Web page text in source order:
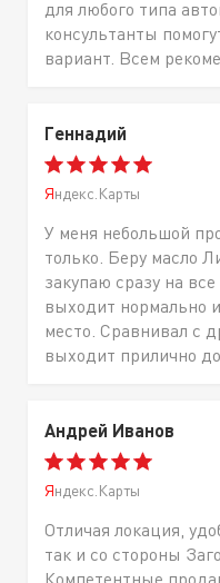
для любого типа
консультанты
вариант. Всем
Геннадий
Яндекс.Карты
У меня небольшой
только. Беру масло
закупаю сразу на
выходит нормально
место. Сравнивал с
выходит прилично
Андрей Иванов
Яндекс.Карты
Отличая локация,
так и со стороны
Компетентные